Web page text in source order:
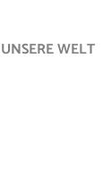
UNSERE WELT